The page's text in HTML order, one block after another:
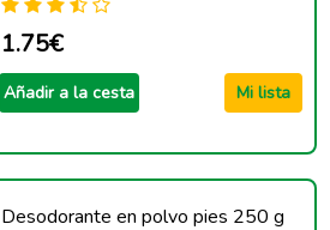
1.75€
Añadir a la cesta Mi lista
Desodorante en polvo pies 250 g